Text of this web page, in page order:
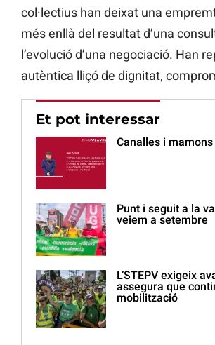
col·lectius han deixat una
més enllà del resultat d’una
l’evolució d’una negociació. Han
autèntica lliçó de dignitat,
Et pot interessar
Canalles i mamons
Punt i seguit a la
veiem a setembre
L’STEPV exigeix
assegura que
mobilització